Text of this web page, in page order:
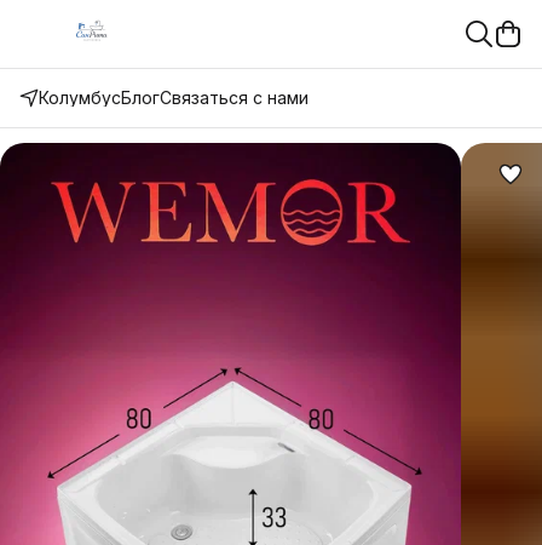
КолумбусБлогСвязаться с нами